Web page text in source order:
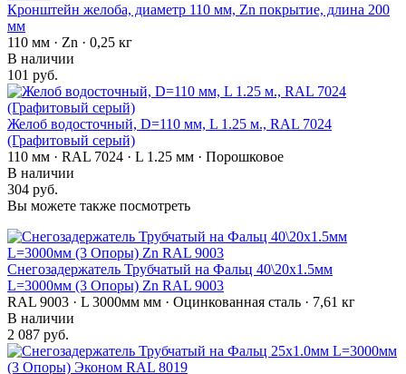
Кронштейн желоба, диаметр 110 мм, Zn покрытие, длина 200
мм
110 мм · Zn · 0,25 кг
В наличии
101 руб.
Желоб водосточный, D=110 мм, L 1.25 м., RAL 7024
(Графитовый серый)
110 мм · RAL 7024 · L 1.25 мм · Порошковое
В наличии
304 руб.
Вы можете также посмотреть
Снегозадержатель Трубчатый на Фальц 40\20х1.5мм
L=3000мм (3 Опоры) Zn RAL 9003
RAL 9003 · L 3000мм мм · Оцинкованная сталь · 7,61 кг
В наличии
2 087 руб.